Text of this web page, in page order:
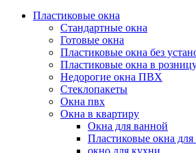
Пластиковые окна
Стандартные окна
Готовые окна
Пластиковые окна без
Пластиковые окна в
Недорогие окна ПВХ
Стеклопакеты
Окна пвх
Окна в квартиру
Окна для ванной
Пластиковые окна для
окно для кухни